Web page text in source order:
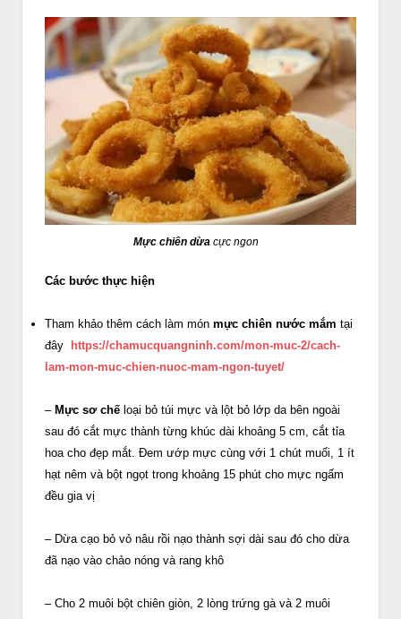
Mực chiên dừa cực ngon
Các bước thực hiện
Tham khảo thêm cách làm món mực chiên nước mắm tại
đây
https://chamucquangninh.com/mon-muc-2/cach-
lam-mon-muc-chien-nuoc-mam-ngon-tuyet/
– Mực sơ chế loại bỏ túi mực và lột bỏ lớp da bên ngoài
sau đó cắt mực thành từng khúc dài khoảng 5 cm, cắt tỉa
hoa cho đẹp mắt. Đem ướp mực cùng với 1 chút muối, 1 ít
hạt nêm và bột ngọt trong khoảng 15 phút cho mực ngấm
đều gia vị
– Dừa cạo bỏ vỏ nâu rồi nạo thành sợi dài sau đó cho dừa
đã nạo vào chảo nóng và rang khô
– Cho 2 muôi bột chiên giòn, 2 lòng trứng gà và 2 muôi